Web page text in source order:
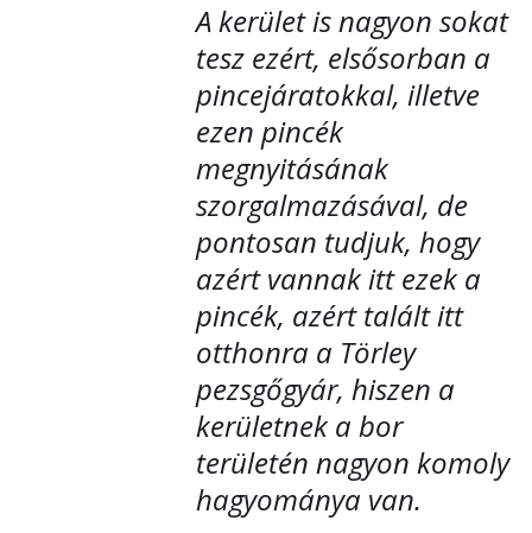
A kerület is nagyon sokat
tesz ezért, elsősorban a
pincejáratokkal, illetve
ezen pincék
megnyitásának
szorgalmazásával, de
pontosan tudjuk, hogy
azért vannak itt ezek a
pincék, azért talált itt
otthonra a Törley
pezsgőgyár, hiszen a
kerületnek a bor
területén nagyon komoly
hagyománya van.